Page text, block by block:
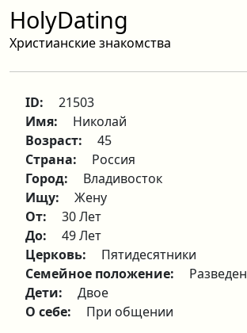
HolyDating
Христианские знакомства
ID:
21503
Имя:
Николай
Возраст:
45
Страна:
Россия
Город:
Владивосток
Ищу:
Жену
От:
30 Лет
До:
49 Лет
Церковь:
Пятидесятники
Семейное положение:
Разведен
Дети:
Двое
О себе:
При общении